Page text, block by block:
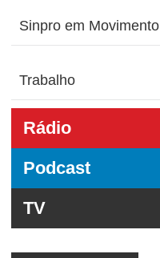
Sinpro em Movimento
Trabalho
Rádio
Podcast
TV